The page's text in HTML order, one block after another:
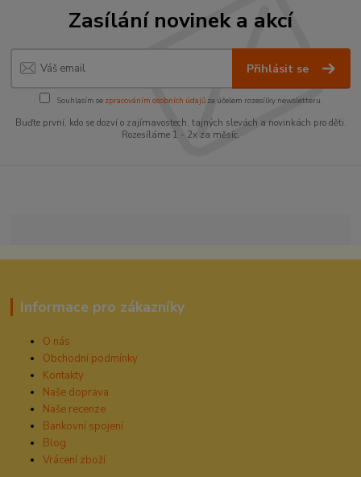
Zasílání novinek a akcí
Přihlásit se
Souhlasím se zpracováním osobních údajůza účelem rozesílky newsletteru.
Buďte první, kdo se dozví o zajímavostech, tajných slevách a novinkách pro děti.
Rozesíláme 1 - 2x za měsíc.
Informace pro zákazníky
O nás
Obchodní podmínky
Kontakty
Naše doprava
Naše recenze
Bankovní spojení
Blog
Vrácení zboží